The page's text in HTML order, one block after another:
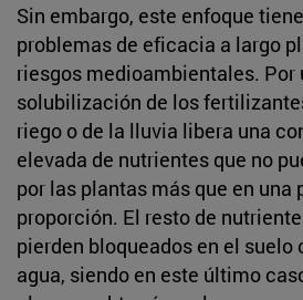
Sin embargo, este enfoque
problemas de eficacia a largo
riesgos medioambientales. Por
solubilización de los
riego o de la lluvia libera una
elevada de nutrientes que no
por las plantas más que en una
proporción. El resto de
pierden bloqueados en el suelo
agua, siendo en este último